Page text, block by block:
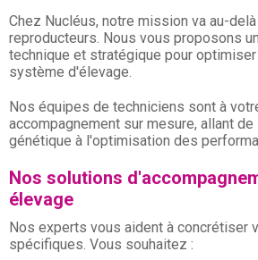
Chez Nucléus, notre mission va au-
reproducteurs. Nous vous proposons
technique et stratégique pour
système d'élevage.
Nos équipes de techniciens sont à
accompagnement sur mesure, allant
génétique à l'optimisation des
Nos solutions
élevage
Nos experts vous aident à concrétiser
spécifiques. Vous souhaitez :